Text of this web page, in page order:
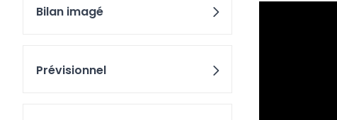
Bilan imagé
Prévisionnel